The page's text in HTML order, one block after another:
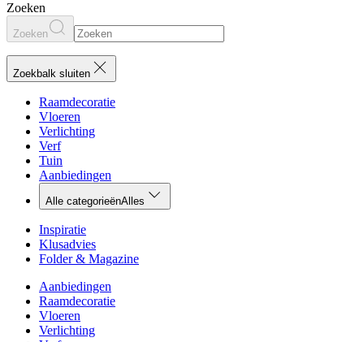
Zoeken
Zoeken
Zoekbalk sluiten
Raamdecoratie
Vloeren
Verlichting
Verf
Tuin
Aanbiedingen
Alle categorieënAlles
Inspiratie
Klusadvies
Folder & Magazine
Aanbiedingen
Raamdecoratie
Vloeren
Verlichting